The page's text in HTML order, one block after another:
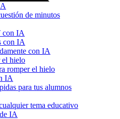
de minutos
con IA
con IA
con IA
el hielo
romper el hielo
IA
para tus alumnos
tema educativo
IA